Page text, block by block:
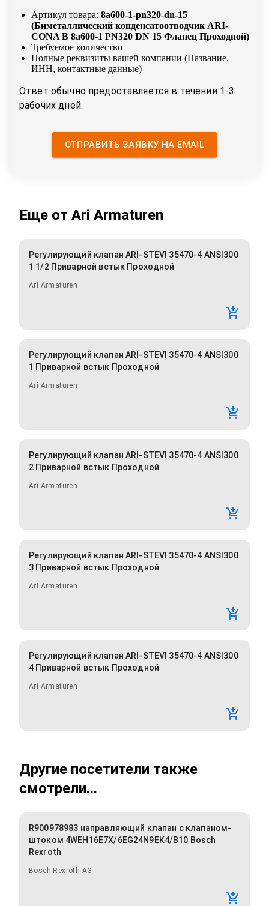
Артикул товара: 8a600-1-pn320-dn-15
(Биметаллический конденсатоотводчик ARI-
CONA B 8a600-1 PN320 DN 15 Фланец Проходной)
Требуемое количество
Полные реквизиты вашей компании (Название,
ИНН, контактные данные)
Ответ обычно предоставляется в течении 1-3
рабочих дней.
ОТПРАВИТЬ ЗАЯВКУ НА EMAIL
Еще от Ari Armaturen
Регулирующий клапан ARI-STEVI 35470-4 ANSI300
1 1/2 Приварной встык Проходной
Ari Armaturen
Регулирующий клапан ARI-STEVI 35470-4 ANSI300
1 Приварной встык Проходной
Ari Armaturen
Регулирующий клапан ARI-STEVI 35470-4 ANSI300
2 Приварной встык Проходной
Ari Armaturen
Регулирующий клапан ARI-STEVI 35470-4 ANSI300
3 Приварной встык Проходной
Ari Armaturen
Регулирующий клапан ARI-STEVI 35470-4 ANSI300
4 Приварной встык Проходной
Ari Armaturen
Другие посетители также
смотрели...
R900978983 направляющий клапан с клапаном-
штоком 4WEH16E7X/6EG24N9EK4/B10 Bosch
Rexroth
Bosch Rexroth AG